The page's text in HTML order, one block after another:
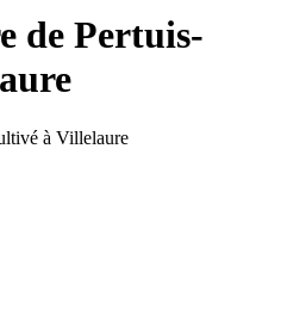
de Pertuis-